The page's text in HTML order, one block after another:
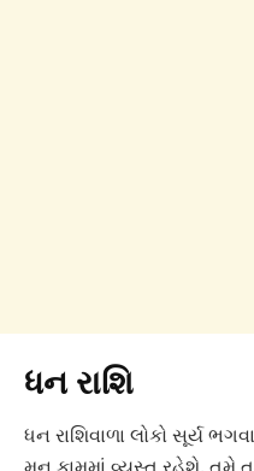
ધન રાશિ
ધન રાશિવાળા લોકો સૂર્ય